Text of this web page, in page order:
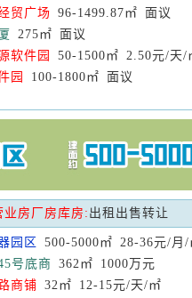
贸广场 96-1499.87㎡ 面议
275㎡ 面议
软件园 50-1500㎡ 2.50元/天/
园 100-1800㎡ 面议
业房厂房库房:出租出售转让
园区 500-5000㎡ 28-36元/月/
号底商 362㎡ 1000万元
商铺 32㎡ 12-15元/天/㎡